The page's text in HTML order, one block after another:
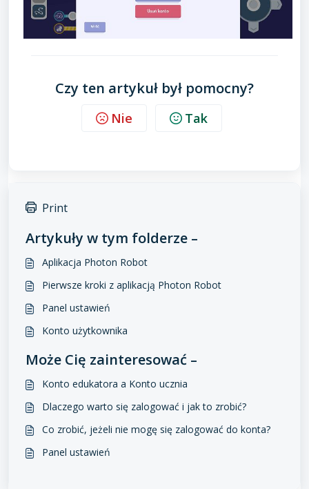
Czy ten artykuł był pomocny?
Nie Tak
Print
Artykuły w tym folderze –
Aplikacja Photon Robot
Pierwsze kroki z aplikacją Photon Robot
Panel ustawień
Konto użytkownika
Może Cię zainteresować –
Konto edukatora a Konto ucznia
Dlaczego warto się zalogować i jak to zrobić?
Co zrobić, jeżeli nie mogę się zalogować do konta?
Panel ustawień